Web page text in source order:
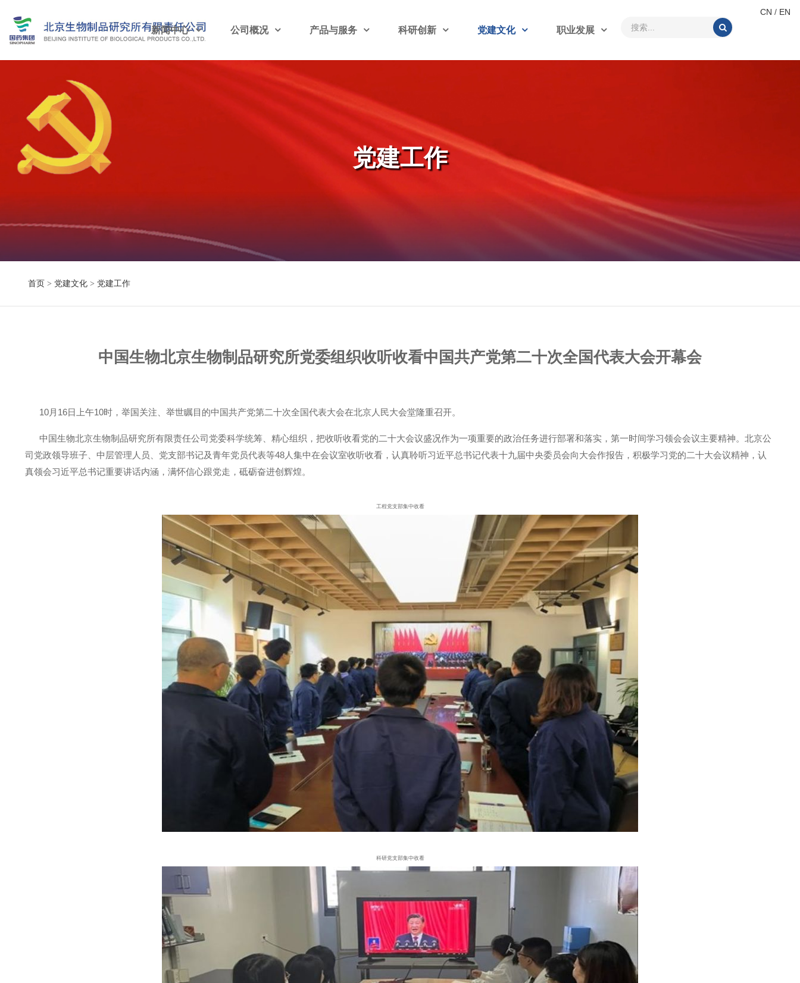
新闻中心 公司概况 产品与服务 科研创新 党建文化 职业发展
CN / EN
党建工作
首页 > 党建文化 > 党建工作
中国生物北京生物制品研究所党委组织收听收看中国共产党第二十次全国代表大会开幕会
10月16日上午10时，举国关注、举世瞩目的中国共产党第二十次全国代表大会在北京人民大会堂隆重召开。
中国生物北京生物制品研究所有限责任公司党委科学统筹、精心组织，把收听收看党的二十大会议盛况作为一项重要的政治任务进行部署和落实，第一时间学习领会会议主要精神。北京公
司党政领导班子、中层管理人员、党支部书记及青年党员代表等48人集中在会议室收听收看，认真聆听习近平总书记代表十九届中央委员会向大会作报告，积极学习党的二十大会议精神，认
真领会习近平总书记重要讲话内涵，满怀信心跟党走，砥砺奋进创辉煌。
工程党支部集中收看
科研党支部集中收看